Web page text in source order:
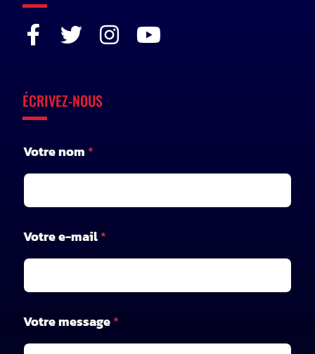
ÉCRIVEZ-NOUS
-
m
a
i
n
o
m
o
r
e
Votre nom *
Votre e-mail*
Votre message*